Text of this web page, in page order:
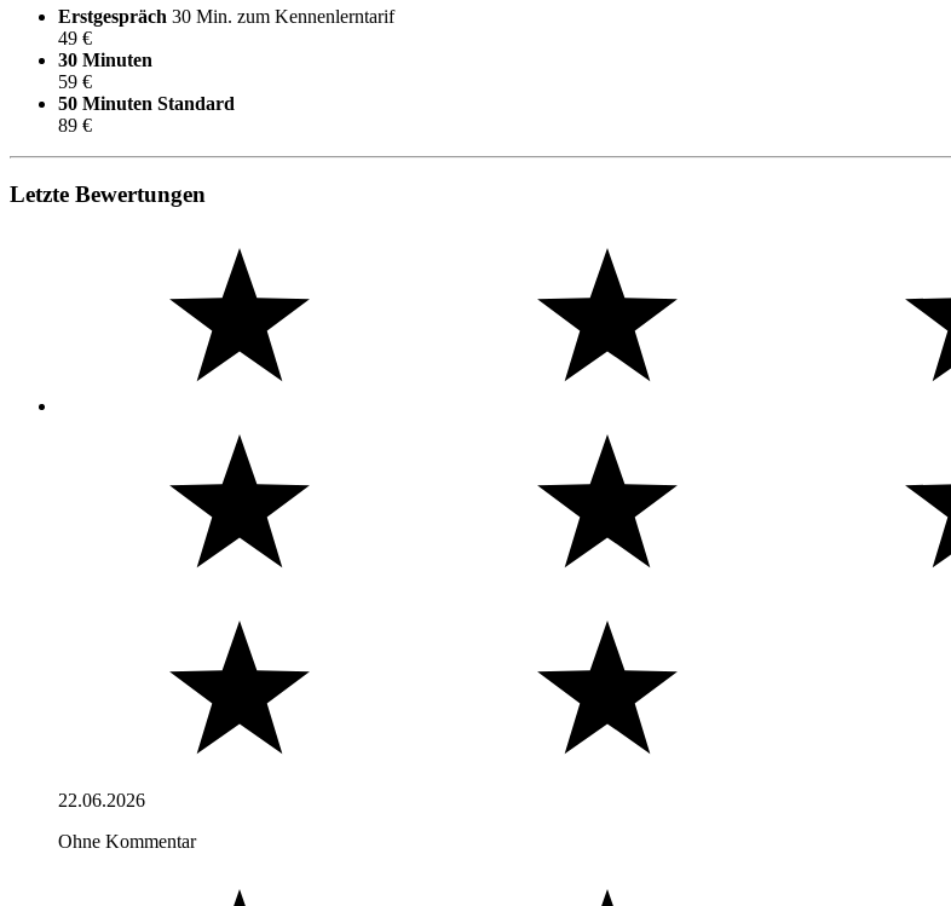
Erstgespräch 30 Min. zum Kennenlerntarif
49 €
30 Minuten
59 €
50 Minuten Standard
89 €
Letzte Bewertungen
22.06.2026
Ohne Kommentar